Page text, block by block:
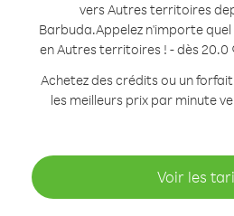
vers Autres territoires
Barbuda.Appelez n'importe
en Autres territoires ! - dès 20.0
Achetez des crédits ou un
les meilleurs prix par minute
Voir les